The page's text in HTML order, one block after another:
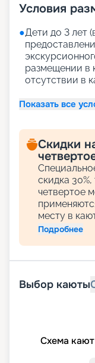
Условия
●Дети до 3 лет
размещении в
отсутствии в
Показать все
Скидки
скидка
четвертое
месту в
Подробнее
Выбор каюты
Схема